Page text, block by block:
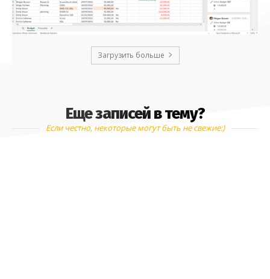
Загрузить больше
Еще записей в тему?
Если честно, некоторые могут быть не свежие:)